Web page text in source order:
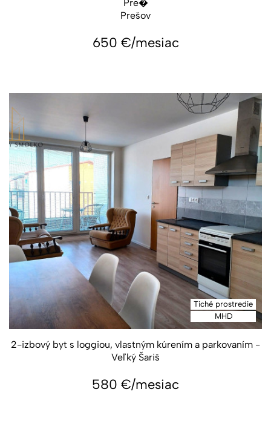
Pre�
Prešov
650 €/mesiac
Tiché prostredie
MHD
2-izbový byt s loggiou, vlastným kúrením a parkovaním -
Veľký Šariš
580 €/mesiac